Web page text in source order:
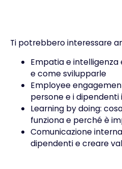
Ti potrebbero interessare
Empatia e
e come svilupparle
Employee
persone e i dipendenti
Learning by doing:
funziona e perché è
Comunicazione
dipendenti e creare